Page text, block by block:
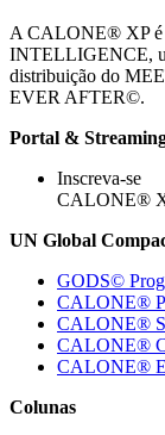
A CALONE® XP
INTELLIGENCE,
distribuição do
EVER AFTER©.
Portal &
Inscreva-se
CALONE®
UN Global
GODS©
CALONE®
CALONE®
CALONE®
CALONE®
Colunas